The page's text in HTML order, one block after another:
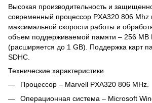
Высокая производительность и
современный процессор PXA320 806 Mhz
максимальной скорости работы и
объем поддерживаемой памяти – 256 MB
(расширяется до 1 GB). Поддержка карт
SDHC.
Технические характеристики
Процессор – Marvell PXA320 806 MHz.
Операционная система – Microsoft